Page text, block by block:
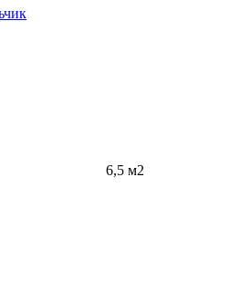
6,5 м2